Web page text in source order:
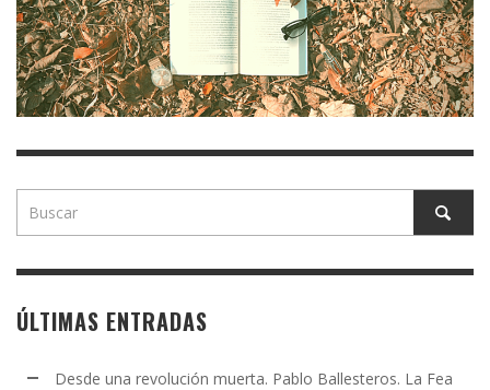
ÚLTIMAS ENTRADAS
Desde una revolución muerta. Pablo Ballesteros. La Fea